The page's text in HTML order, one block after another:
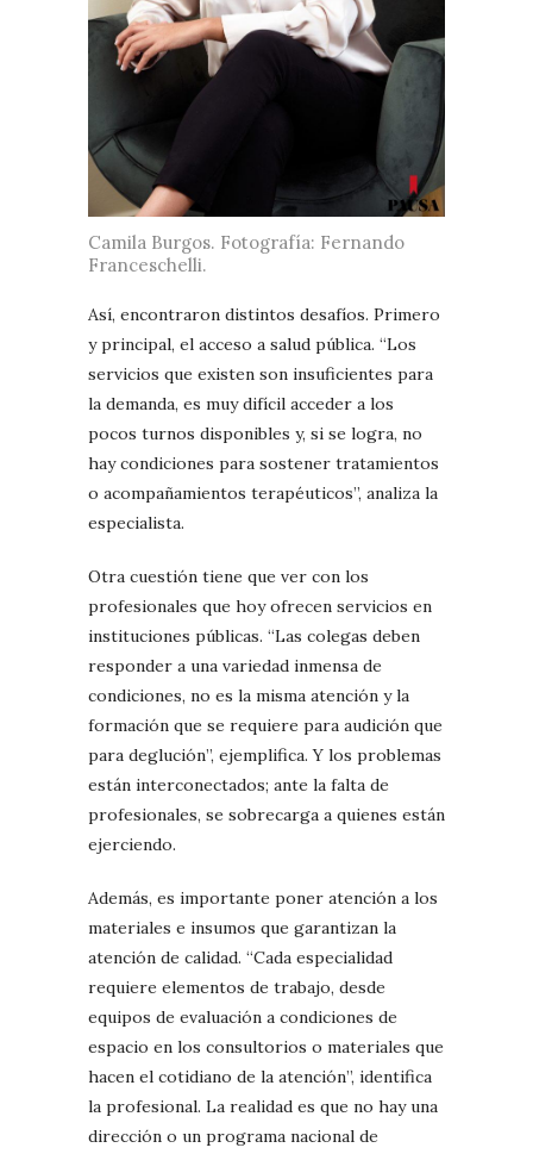
Camila Burgos. Fotografía: Fernando
Franceschelli.
Así, encontraron distintos desafíos. Primero
y principal, el acceso a salud pública. “Los
servicios que existen son insuficientes para
la demanda, es muy difícil acceder a los
pocos turnos disponibles y, si se logra, no
hay condiciones para sostener tratamientos
o acompañamientos terapéuticos”, analiza la
especialista.
Otra cuestión tiene que ver con los
profesionales que hoy ofrecen servicios en
instituciones públicas. “Las colegas deben
responder a una variedad inmensa de
condiciones, no es la misma atención y la
formación que se requiere para audición que
para deglución”, ejemplifica. Y los problemas
están interconectados; ante la falta de
profesionales, se sobrecarga a quienes están
ejerciendo.
Además, es importante poner atención a los
materiales e insumos que garantizan la
atención de calidad. “Cada especialidad
requiere elementos de trabajo, desde
equipos de evaluación a condiciones de
espacio en los consultorios o materiales que
hacen el cotidiano de la atención”, identifica
la profesional. La realidad es que no hay una
dirección o un programa nacional de